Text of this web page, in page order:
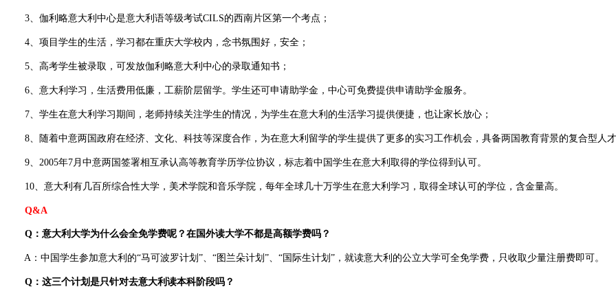
3、伽利略意大利中心是意大利语等级考试CILS的西南片区第一个考点；
4、项目学生的生活，学习都在重庆大学校内，念书氛围好，安全；
5、高考学生被录取，可发放伽利略意大利中心的录取通知书；
6、意大利学习，生活费用低廉，工薪阶层留学。学生还可申请助学金，中心可免费提供申请助学金服务。
7、学生在意大利学习期间，老师持续关注学生的情况，为学生在意大利的生活学习提供便捷，也让家长放心；
8、随着中意两国政府在经济、文化、科技等深度合作，为在意大利留学的学生提供了更多的实习工作机会，具备两国教育背景的复合型人
9、2005年7月中意两国签署相互承认高等教育学历学位协议，标志着中国学生在意大利取得的学位得到认可。
10、意大利有几百所综合性大学，美术学院和音乐学院，每年全球几十万学生在意大利学习，取得全球认可的学位，含金量高。
Q&A
Q：意大利大学为什么会全免学费呢？在国外读大学不都是高额学费吗？
A：中国学生参加意大利的“马可波罗计划”、“图兰朵计划”、“国际生计划”，就读意大利的公立大学可全免学费，只收取少量注册费即可。
Q：这三个计划是只针对去意大利读本科阶段吗？